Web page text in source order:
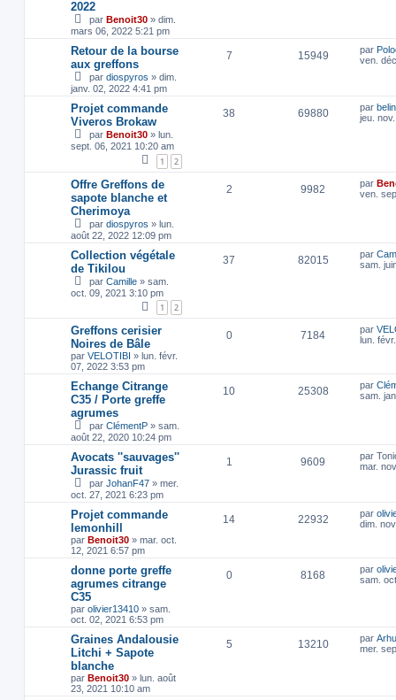
2022
par Benoit30 » dim.
mars 06, 2022 5:21 pm
Retour de la bourse
aux greffons
par diospyros » dim.
janv. 02, 2022 4:41 pm
7 15949 par
ven.
Projet commande
Viveros Brokaw
par Benoit30 » lun.
sept. 06, 2021 10:20 am
1 2
38 69880 par
jeu.
Offre Greffons de
sapote blanche et
Cherimoya
par diospyros » lun.
août 22, 2022 12:09 pm
2 9982 par
ven.
Collection végétale
de Tikilou
par Camille » sam.
oct. 09, 2021 3:10 pm
1 2
37 82015 par
sam.
Greffons cerisier
Noires de Bâle
par VELOTIBI » lun. févr.
07, 2022 3:53 pm
0 7184 par
lun.
Echange Citrange
C35 / Porte greffe
agrumes
par ClémentP » sam.
août 22, 2020 10:24 pm
10 25308 par
sam.
Avocats ''sauvages''
Jurassic fruit
par JohanF47 » mer.
oct. 27, 2021 6:23 pm
1 9609 par
mar.
Projet commande
lemonhill
par Benoit30 » mar. oct.
12, 2021 6:57 pm
14 22932 par
dim.
donne porte greffe
agrumes citrange
C35
par olivier13410 » sam.
oct. 02, 2021 6:53 pm
0 8168 par
sam.
Graines Andalousie
Litchi + Sapote
blanche
par Benoit30 » lun. août
23, 2021 10:10 am
5 13210 par
mer.